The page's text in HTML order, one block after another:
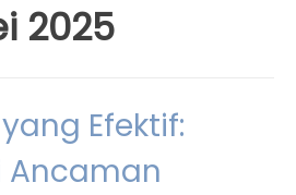
2025
Efektif:
Ancaman